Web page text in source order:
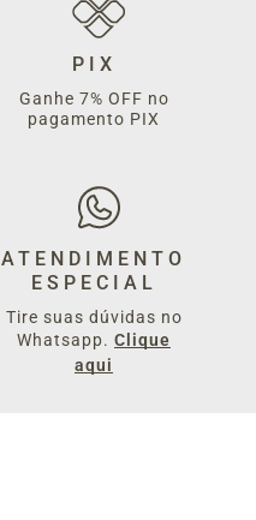
PIX
Ganhe 7% OFF no
pagamento PIX
ATENDIMENTO
ESPECIAL
Tire suas dúvidas no
Whatsapp. Clique
aqui